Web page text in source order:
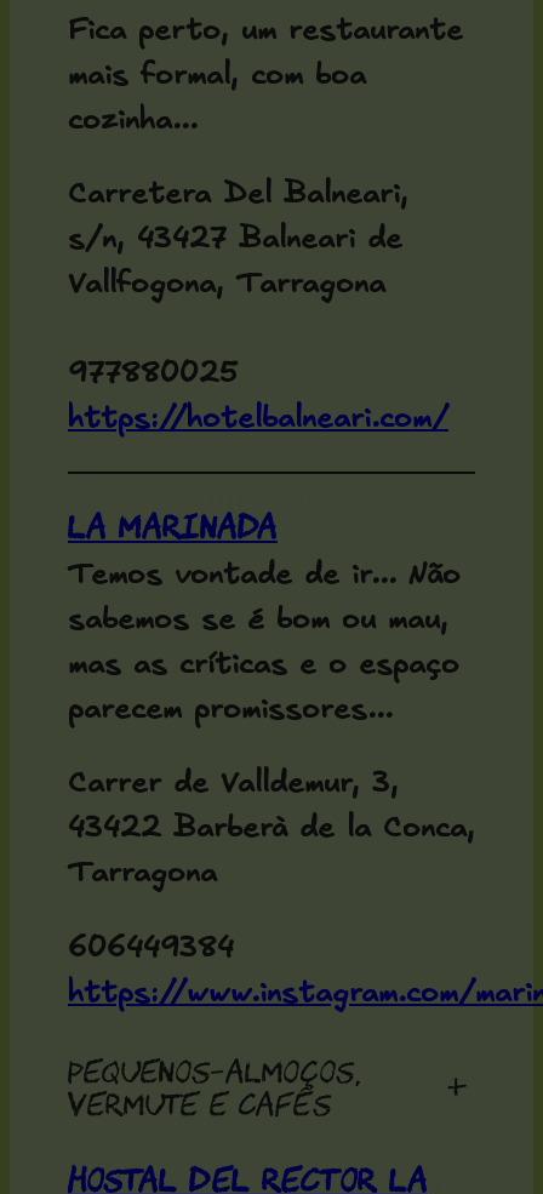
Fica perto, um restaurante
mais formal, com boa
cozinha...
Carretera Del Balneari,
s/n, 43427 Balneari de
Vallfogona, Tarragona
977880025
https://hotelbalneari.com/
La Marinada
Temos vontade de ir... Não
sabemos se é bom ou mau,
mas as críticas e o espaço
parecem promissores...
Carrer de Valldemur, 3,
43422 Barberà de la Conca,
Tarragona
606449384
https://www.instagram.com/
Pequenos-almoços,
vermute e cafés
+
Hostal del Rector La